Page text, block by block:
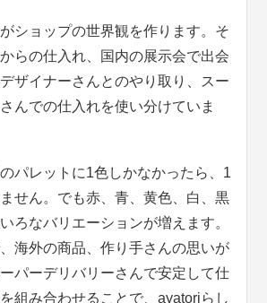
ショップの世界観を作ります。そ
らの仕入れ、国内の展示会で出会
ザイナーさんとのやり取り、スー
んでの仕入れを使い分けていま
パレットに1色しかなかったら、1
せん。でも赤、青、黄色、白、黒
ろなバリエーションが増えます。
海外の商品、作り手さんの思いが
パーデリバリーさんで安定して仕
組み合わせることで、ayatoriらし